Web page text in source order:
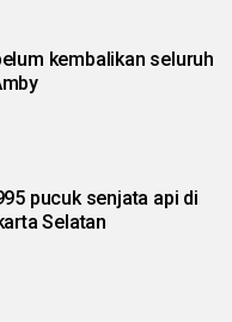
kembalikan seluruh
pucuk senjata api di
Selatan